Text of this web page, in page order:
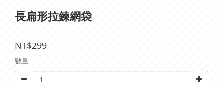
長扁形拉鍊網袋
NT$299
數量